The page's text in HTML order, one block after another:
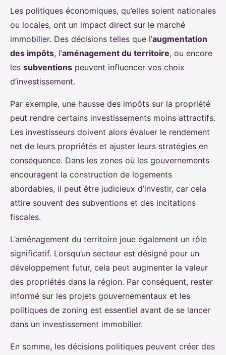
Les politiques économiques, qu’elles soient nationales
ou locales, ont un impact direct sur le marché
immobilier. Des décisions telles que l’augmentation
des impôts, l’aménagement du territoire, ou encore
les subventions peuvent influencer vos choix
d’investissement.
Par exemple, une hausse des impôts sur la propriété
peut rendre certains investissements moins attractifs.
Les investisseurs doivent alors évaluer le rendement
net de leurs propriétés et ajuster leurs stratégies en
conséquence. Dans les zones où les gouvernements
encouragent la construction de logements
abordables, il peut être judicieux d’investir, car cela
attire souvent des subventions et des incitations
fiscales.
L’aménagement du territoire joue également un rôle
significatif. Lorsqu’un secteur est désigné pour un
développement futur, cela peut augmenter la valeur
des propriétés dans la région. Par conséquent, rester
informé sur les projets gouvernementaux et les
politiques de zoning est essentiel avant de se lancer
dans un investissement immobilier.
En somme, les décisions politiques peuvent créer des